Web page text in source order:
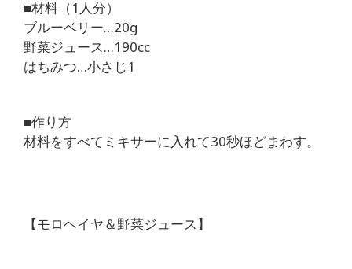
■材料（1人分）
ブルーベリー…20g
野菜ジュース…190cc
はちみつ…小さじ1
■作り方
材料をすべてミキサーに入れて30秒ほどまわす。
【モロヘイヤ＆野菜ジュース】